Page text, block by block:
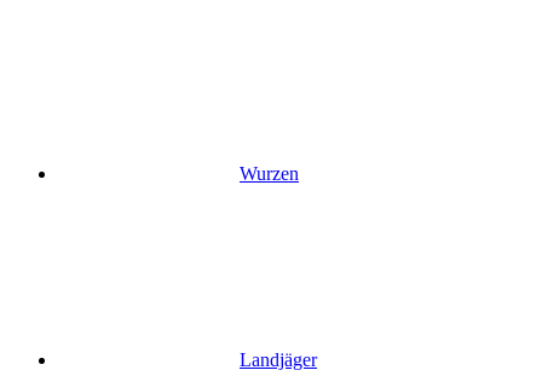
Wurzen
Landjäger